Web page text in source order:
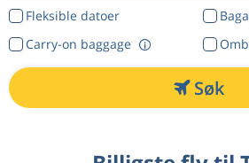
Fleksible datoer
Carry-on baggage
Søk